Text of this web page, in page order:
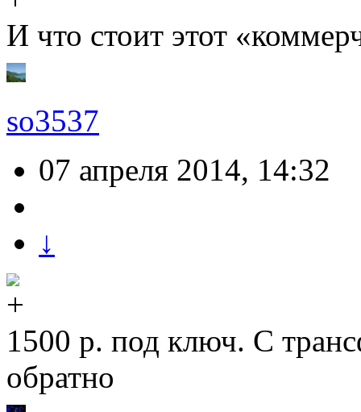
И что стоит этот
so3537
07 апреля 2014, 14:32
↓
1500 р. под ключ. С
обратно